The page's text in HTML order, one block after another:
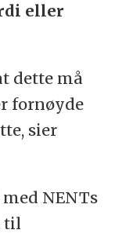
eller
dette må
fornøyde
sier
NENTs
til